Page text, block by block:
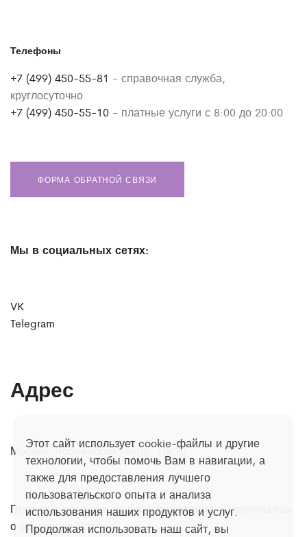
Телефоны
+7 (499) 450-55-81 - справочная служба,
круглосуточно
+7 (499) 450-55-10 - платные услуги с 8:00 до 20:00
ФОРМА ОБРАТНОЙ СВЯЗИ
Мы в социальных сетях:
VK
Telegram
Адрес
Москва, Лобненская улица, 10с10
Перечень документов для оформления свидетельства
о рождении (PDF)
Этот сайт использует cookie-файлы и другие
технологии, чтобы помочь Вам в навигации, а
также для предоставления лучшего
пользовательского опыта и анализа
использования наших продуктов и услуг.
Продолжая использовать наш сайт, вы